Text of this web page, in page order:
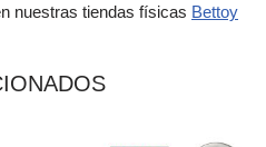
nuestras tiendas físicas Bettoy